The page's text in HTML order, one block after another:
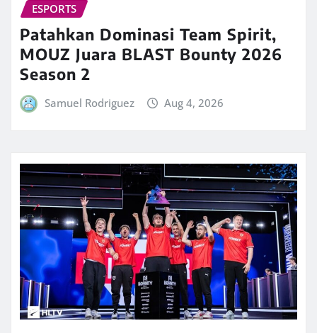
ESPORTS
Patahkan Dominasi Team Spirit,
MOUZ Juara BLAST Bounty 2026
Season 2
Samuel Rodriguez Aug 4, 2026